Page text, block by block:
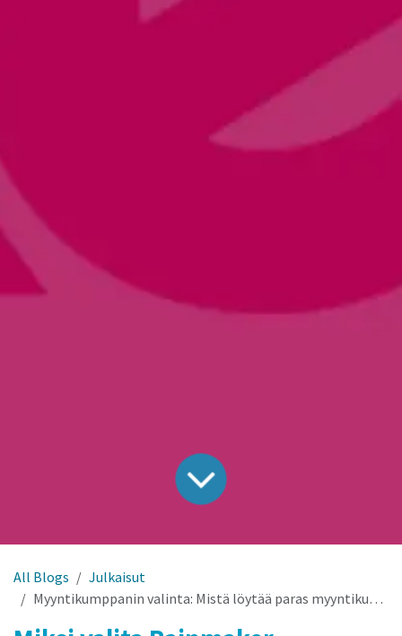
All Blogs
Julkaisut
Myyntikumppanin valinta: Mistä löytää paras myyntikumppani?